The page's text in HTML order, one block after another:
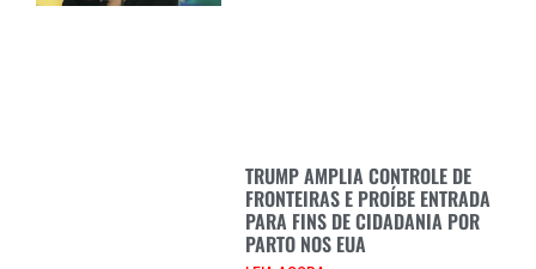
TRUMP AMPLIA CONTROLE DE
FRONTEIRAS E PROÍBE ENTRADA
PARA FINS DE CIDADANIA POR
PARTO NOS EUA